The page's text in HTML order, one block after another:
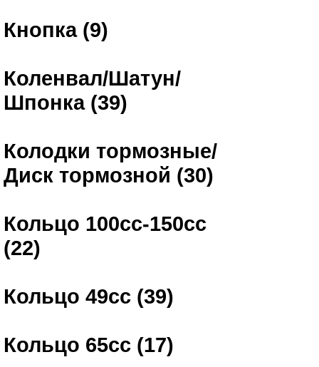
Кнопка (9)
Коленвал/Шатун/
Шпонка (39)
Колодки тормозные/
Диск тормозной (30)
Кольцо 100сс-150сс
(22)
Кольцо 49сс (39)
Кольцо 65сс (17)